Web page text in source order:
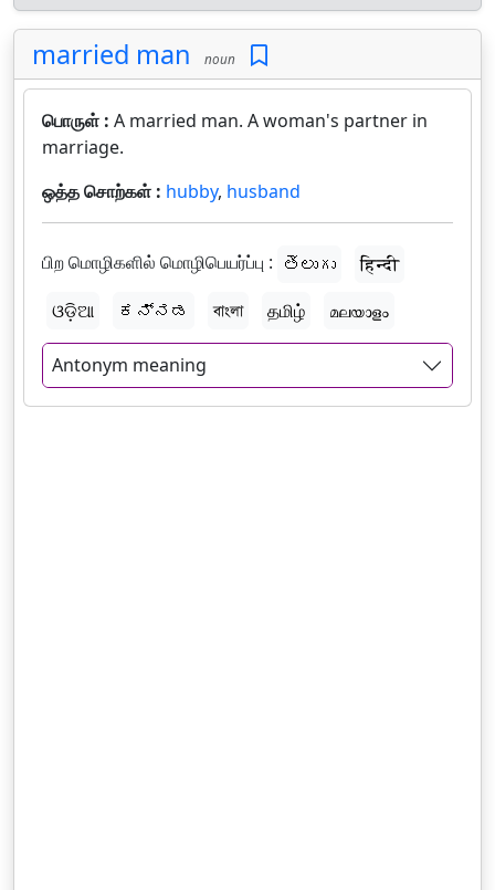
married man noun
பொருள் : A married man. A woman's partner in
marriage.
ஒத்த சொற்கள் : hubby, husband
பிற மொழிகளில் மொழிபெயர்ப்பு : తెలుగు
हिन्दी
ଓଡ଼ିଆ
ಕನ್ನಡ বাংলা தமிழ் മലയാളം
Antonym meaning